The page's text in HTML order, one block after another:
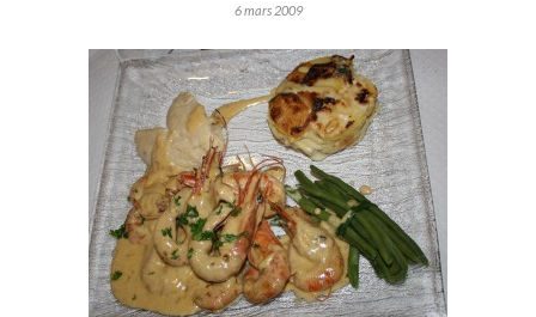
6 mars 2009